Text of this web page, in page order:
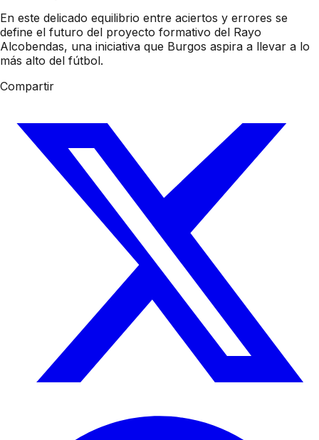
En este delicado equilibrio entre aciertos y errores se
define el futuro del proyecto formativo del Rayo
Alcobendas, una iniciativa que Burgos aspira a llevar a lo
más alto del fútbol.
Compartir